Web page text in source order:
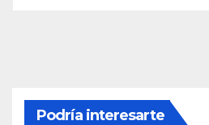
Podría interesarte